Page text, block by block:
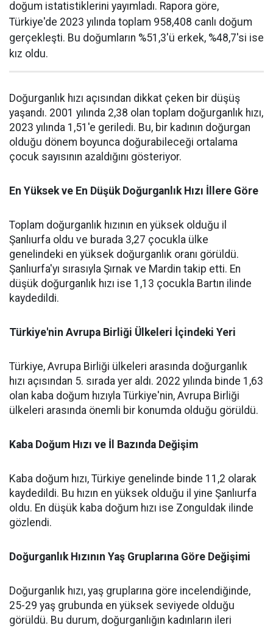
doğum istatistiklerini yayımladı. Rapora göre,
Türkiye'de 2023 yılında toplam 958,408 canlı doğum
gerçekleşti. Bu doğumların %51,3'ü erkek, %48,7'si ise
kız oldu.
Doğurganlık hızı açısından dikkat çeken bir düşüş
yaşandı. 2001 yılında 2,38 olan toplam doğurganlık hızı,
2023 yılında 1,51'e geriledi. Bu, bir kadının doğurgan
olduğu dönem boyunca doğurabileceği ortalama
çocuk sayısının azaldığını gösteriyor.
En Yüksek ve En Düşük Doğurganlık Hızı İllere Göre
Toplam doğurganlık hızının en yüksek olduğu il
Şanlıurfa oldu ve burada 3,27 çocukla ülke
genelindeki en yüksek doğurganlık oranı görüldü.
Şanlıurfa'yı sırasıyla Şırnak ve Mardin takip etti. En
düşük doğurganlık hızı ise 1,13 çocukla Bartın ilinde
kaydedildi.
Türkiye'nin Avrupa Birliği Ülkeleri İçindeki Yeri
Türkiye, Avrupa Birliği ülkeleri arasında doğurganlık
hızı açısından 5. sırada yer aldı. 2022 yılında binde 1,63
olan kaba doğum hızıyla Türkiye'nin, Avrupa Birliği
ülkeleri arasında önemli bir konumda olduğu görüldü.
Kaba Doğum Hızı ve İl Bazında Değişim
Kaba doğum hızı, Türkiye genelinde binde 11,2 olarak
kaydedildi. Bu hızın en yüksek olduğu il yine Şanlıurfa
oldu. En düşük kaba doğum hızı ise Zonguldak ilinde
gözlendi.
Doğurganlık Hızının Yaş Gruplarına Göre Değişimi
Doğurganlık hızı, yaş gruplarına göre incelendiğinde,
25-29 yaş grubunda en yüksek seviyede olduğu
görüldü. Bu durum, doğurganlığın kadınların ileri